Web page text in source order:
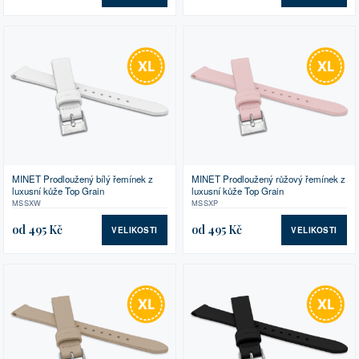
MINET Prodloužený bílý řemínek z
luxusní kůže Top Grain
MSSXW
od 495 Kč VELIKOSTI
MINET Prodloužený růžový řemínek z
luxusní kůže Top Grain
MSSXP
od 495 Kč VELIKOSTI